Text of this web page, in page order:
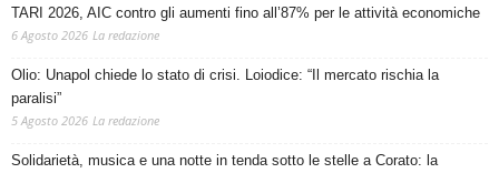
TARI 2026, AIC contro gli aumenti fino all’87% per le attività economiche
6 Agosto 2026 La redazione
Olio: Unapol chiede lo stato di crisi. Loiodice: “Il mercato rischia la
paralisi”
5 Agosto 2026 La redazione
Solidarietà, musica e una notte in tenda sotto le stelle a Corato: la